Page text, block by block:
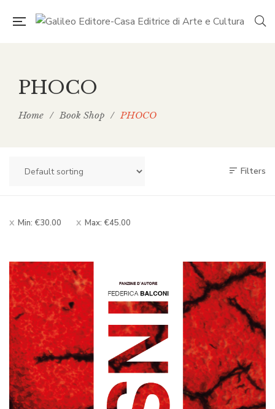
PHOCO
Home / Book Shop / PHOCO
Filters
Min: €30.00 Max: €45.00